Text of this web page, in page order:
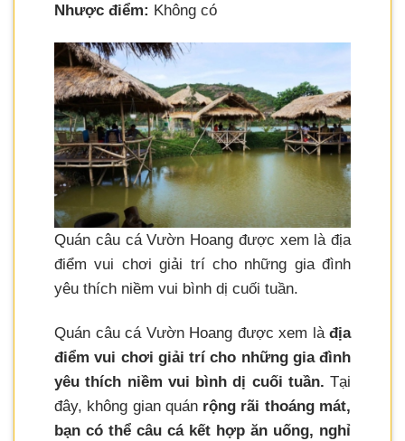
Nhược điểm: Không có
Quán câu cá Vườn Hoang được xem là địa
điểm vui chơi giải trí cho những gia đình
yêu thích niềm vui bình dị cuối tuần.
Quán câu cá Vườn Hoang được xem làđịa
điểm vui chơi giải trí cho những gia đình
yêu thích niềm vui bình dị cuối tuần. Tại
đây, không gian quán rộng rãi thoáng mát,
bạn có thể câu cá kết hợp ăn uống, nghỉ